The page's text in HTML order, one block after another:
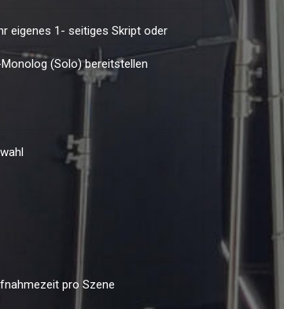
eigenes 1- seitiges Skript oder
(Solo) bereitstellen
pro Szene